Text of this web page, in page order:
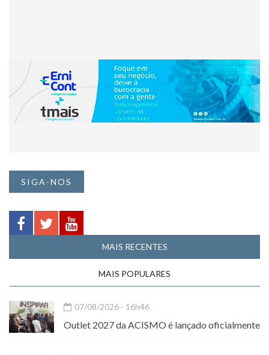
SIGA-NOS
MAIS RECENTES
MAIS POPULARES
07/08/2026 - 16h46
Outlet 2027 da ACISMO é lançado oficialmente